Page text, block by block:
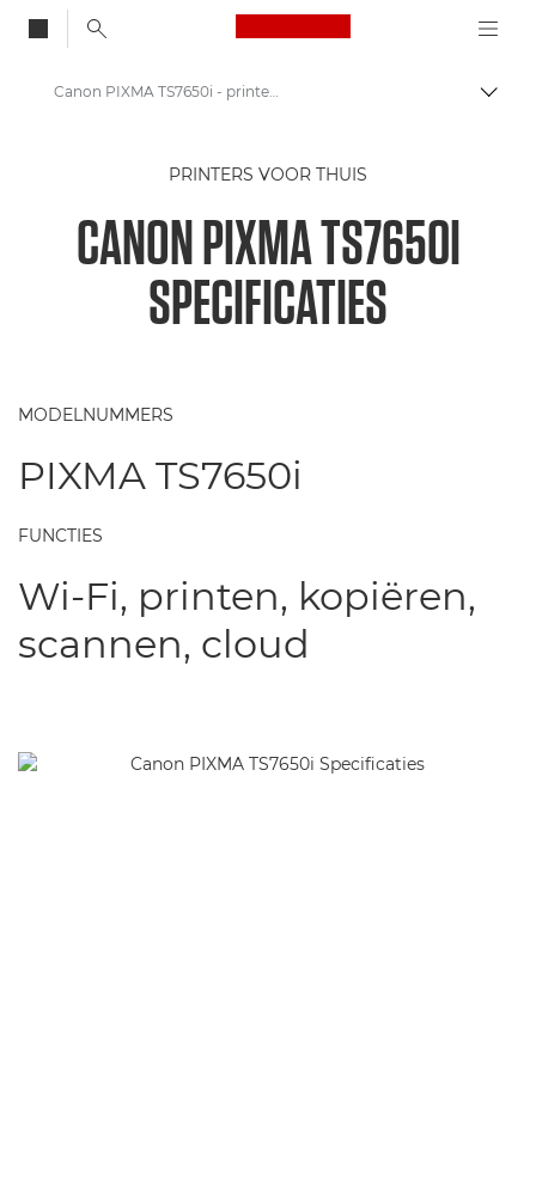
Canon Logo, back
Canon PIXMA TS7650i - printers
Canon PIXMA TS7650i - printerspecificaties
PRINTERS VOOR THUIS
CANON PIXMA TS7650I
SPECIFICATIES
MODELNUMMERS
PIXMA TS7650i
FUNCTIES
Wi-Fi, printen, kopiëren,
scannen, cloud